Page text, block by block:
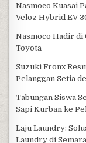
Nasmoco Kuasai
Veloz Hybrid EV
Nasmoco Hadir di
Toyota
Suzuki Fronx
Pelanggan Setia
Tabungan Siswa
Sapi Kurban ke
Laju Laundry:
Laundry di